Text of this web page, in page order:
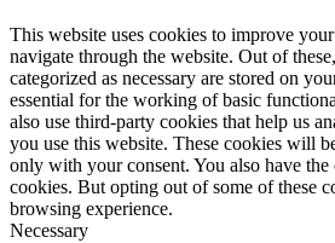
This website uses cookies to improve
navigate through the website. Out of
categorized as necessary are stored on
essential for the working of basic
also use third-party cookies that help us
you use this website. These cookies will
only with your consent. You also have
cookies. But opting out of some of these
browsing experience.
Necessary